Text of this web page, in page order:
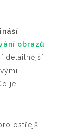
obrazů
detailnější
je
ostřejší